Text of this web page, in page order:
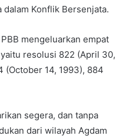
dalam Konflik Bersenjata.
mengeluarkan empat
resolusi 822 (April 30,
(October 14, 1993), 884
segera, dan tanpa
dari wilayah Agdam